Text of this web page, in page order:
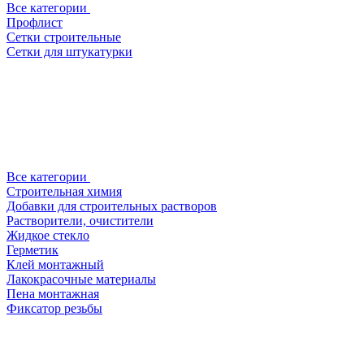
Все категории
Профлист
Сетки строительные
Сетки для штукатурки
Все категории
Строительная химия
Добавки для строительных растворов
Растворители, очистители
Жидкое стекло
Герметик
Клей монтажный
Лакокрасочные материалы
Пена монтажная
Фиксатор резьбы